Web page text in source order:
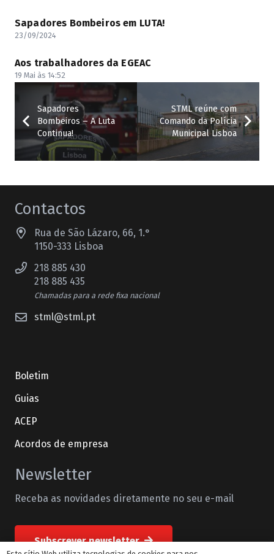
Sapadores Bombeiros em LUTA!
23/09/2024
Aos trabalhadores da EGEAC
19 Mai às 14:52
Sapadores
Bombeiros – A Luta
Continua!
STML reúne com
Comando da Polícia
Municipal Lisboa
Contactos
Rua de São Lázaro, 66, 1.°
1150-333 Lisboa
218 885 430
218 885 435
Chamadas para a rede fixa nacional
stml@stml.pt
Boletim
Guias
ACEP
Acordos de empresa
Newsletter
Receba as novidades diretamente no seu e-mail
Subscrever newsletter